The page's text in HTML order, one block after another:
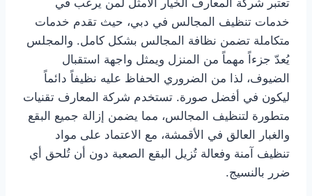
خدمات تنظيف المجالس في دبي، حيث تقدم خدمات
متكاملة تضمن نظافة المجالس بشكل كامل. والمجلس
يُعدّ جزءاً مهماً من المنزل ويمثل واجهة استقبال
الضيوف، لذا من الضروري الحفاظ عليه نظيفاً دائماً
ليكون في أفضل صورة. تستخدم شركة المعارف تقنيات
متطورة لتنظيف المجالس، مما يضمن إزالة جميع البقع
والغبار العالق في الأقمشة، مع الاعتماد على مواد
تنظيف آمنة وفعالة تُزيل البقع الصعبة دون أن تُلحق أي
ضرر بالنسيج.